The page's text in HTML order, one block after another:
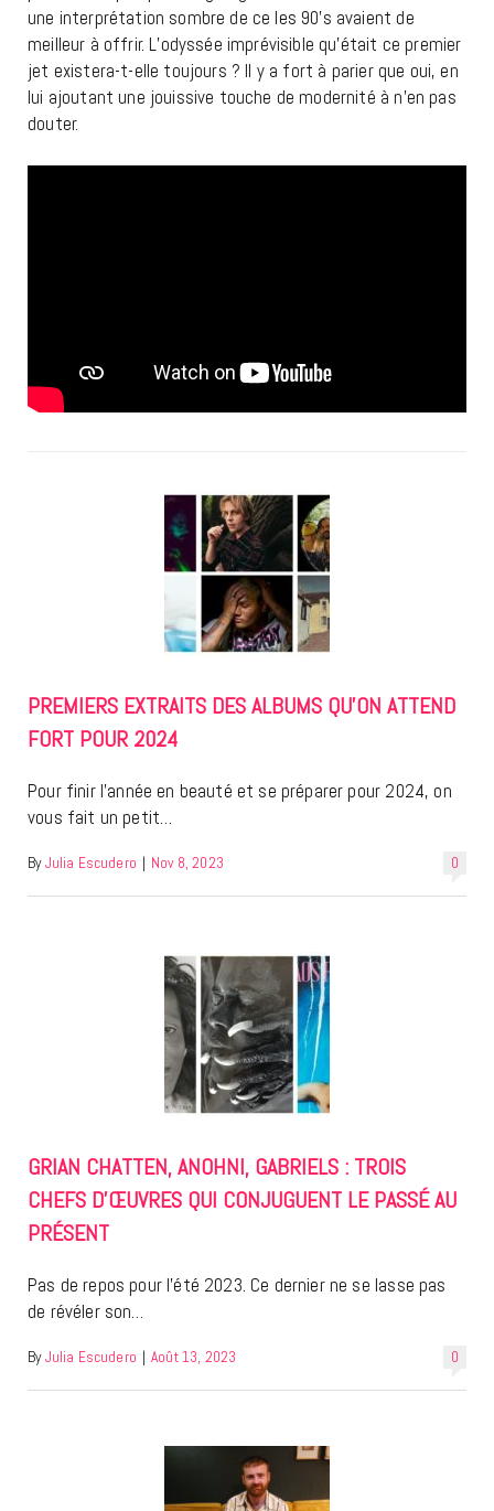
une interprétation sombre de ce les 90’s avaient de
meilleur à offrir. L’odyssée imprévisible qu’était ce premier
jet existera-t-elle toujours ? Il y a fort à parier que oui, en
lui ajoutant une jouissive touche de modernité à n’en pas
douter.
PREMIERS EXTRAITS DES ALBUMS QU’ON ATTEND
FORT POUR 2024
Pour finir l’année en beauté et se préparer pour 2024, on
vous fait un petit…
0
By Julia Escudero | Nov 8, 2023
GRIAN CHATTEN, ANOHNI, GABRIELS : TROIS
CHEFS D’ŒUVRES QUI CONJUGUENT LE PASSÉ AU
PRÉSENT
Pas de repos pour l’été 2023. Ce dernier ne se lasse pas
de révéler son…
0
By Julia Escudero | Août 13, 2023